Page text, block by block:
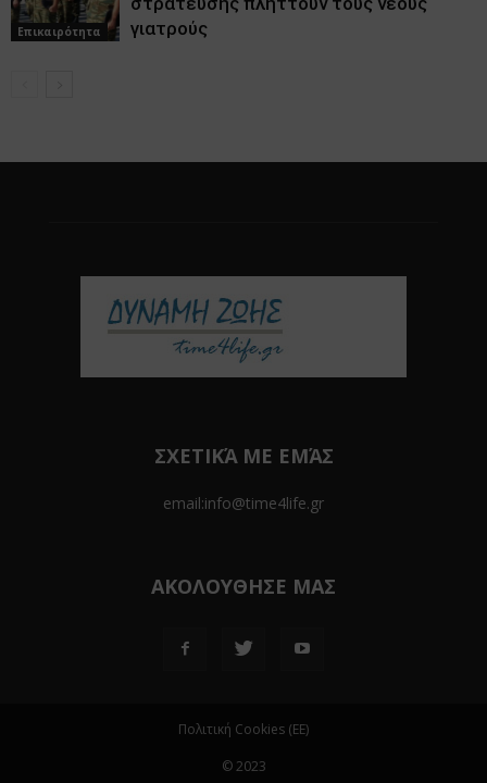
Επικαιρότητα
γιατρούς
ΣΧΕΤΙΚΆ ΜΕ ΕΜΆΣ
email:info@time4life.gr
ΑΚΟΛΟΥΘΗΣΕ ΜΑΣ
Πολιτική Cookies (ΕΕ)
© 2023